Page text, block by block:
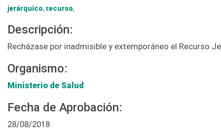
jerárquico, recurso,
Descripción:
Recházase por inadmisible y extemporáneo el Recurso
Organismo:
Ministerio de Salud
Fecha de Aprobación:
28/08/2018